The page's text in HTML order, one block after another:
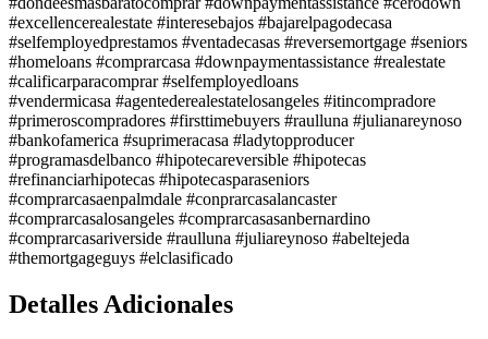
#excellencerealestate #interesebajos #bajarelpagodecasa
#selfemployedprestamos #ventadecasas #reversemortgage #seniors
#homeloans #comprarcasa #downpaymentassistance #realestate
#calificarparacomprar #selfemployedloans
#vendermicasa #agentederealestatelosangeles #itincompradore
#primeroscompradores #firsttimebuyers #raulluna #julianareynoso
#bankofamerica #suprimeracasa #ladytopproducer
#programasdelbanco #hipotecareversible #hipotecas
#refinanciarhipotecas #hipotecasparaseniors
#comprarcasaenpalmdale #conprarcasalancaster
#comprarcasalosangeles #comprarcasasanbernardino
#comprarcasariverside #raulluna #juliareynoso #abeltejeda
#themortgageguys #elclasificado
Detalles Adicionales